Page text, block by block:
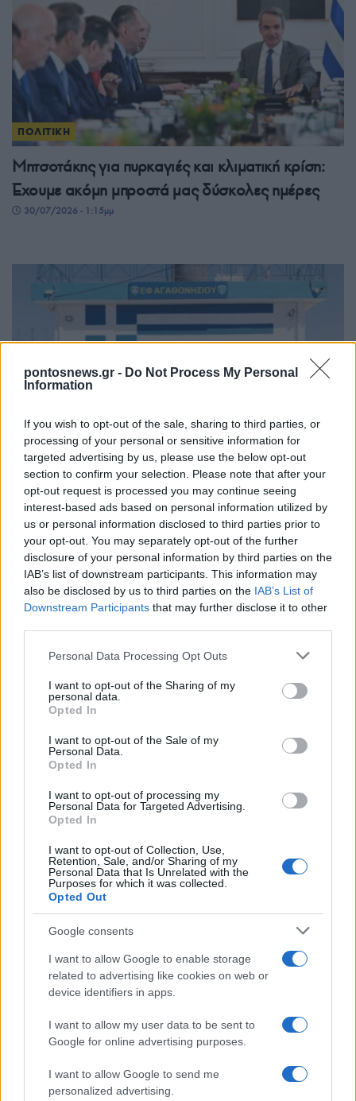
pontosnews.gr - Do Not Process My Personal
Information
If you wish to opt-out of the sale, sharing to third parties, or
processing of your personal or sensitive information for
targeted advertising by us, please use the below opt-out
section to confirm your selection. Please note that after your
opt-out request is processed you may continue seeing
interest-based ads based on personal information utilized by
us or personal information disclosed to third parties prior to
your opt-out. You may separately opt-out of the further
disclosure of your personal information by third parties on the
IAB’s list of downstream participants. This information may
also be disclosed by us to third parties on the IAB’s List of
Downstream Participants that may further disclose it to other
Please note that this website/app uses one or more Google
not limited to your visit or usage behaviour. You may click to
grant or deny consent to Google and its third-party tags to
use your data for below specified purposes in below Google
consent section.
Personal Data Processing Opt Outs
I want to opt-out of the Sharing of my
personal data.
Opted In
I want to opt-out of the Sale of my
Personal Data.
Opted In
I want to opt-out of processing my
Personal Data for Targeted Advertising.
Opted In
I want to opt-out of Collection, Use,
Retention, Sale, and/or Sharing of my
Personal Data that Is Unrelated with the
Purposes for which it was collected.
Opted Out
Google consents
I want to allow Google to enable storage
related to advertising like cookies on web or
device identifiers in apps.
I want to allow my user data to be sent to
Google for online advertising purposes.
I want to allow Google to send me
personalized advertising.
ΠΟΛΙΤΙΚΗ
Μητσοτάκης για πυρκαγιές και κλιματική κρίση:
Έχουμε ακόμη μπροστά μας δύσκολες ημέρες
30/07/2026 - 1:15μμ
Μητσοτάκης από Αγαθονήσι: Θα εμποδίσουμε τα
άθλια δίκτυα των διακινητών
29/07/2026 - 12:36μμ
ΠΟΛΙΤΙΚΗ
Βουλή: Στην Επιτροπή Δεοντολογίας ο Κυριαζίδης
– Χαρακτήρισε «ευχή» το «κάνε κανένα παιδί»
ΠΟΛΙΤΙΚΗ
Συνταγματική αναθεώρηση: 33 διατάξεις
εγκρίθηκαν για να προχωρήσει η διαδικασία – Οι
συσχετισμοί της επόμενης Βουλής θα κρίνουν τις
τελικές αλλαγές